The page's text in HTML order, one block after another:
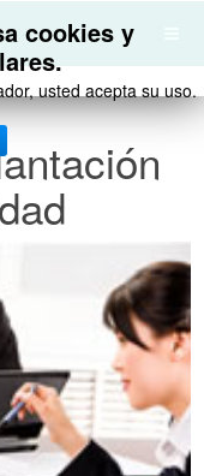
cookies y
usted acepta su uso.